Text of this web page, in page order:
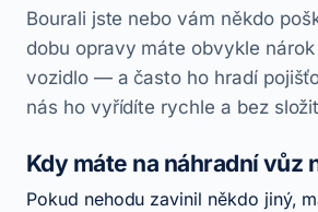
Bourali jste nebo vám někdo
dobu opravy máte obvykle
vozidlo — a často ho hradí
nás ho vyřídíte rychle a bez
Kdy máte na náhradní vůz
Pokud nehodu zavinil někdo jiný,